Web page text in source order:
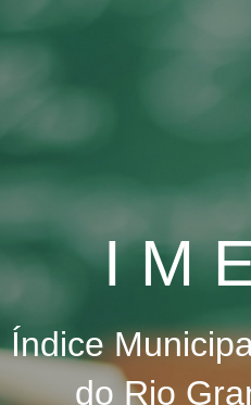
I M
Índice
do Rio